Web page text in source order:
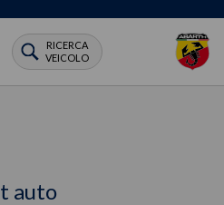
RICERCA
VEICOLO
auto